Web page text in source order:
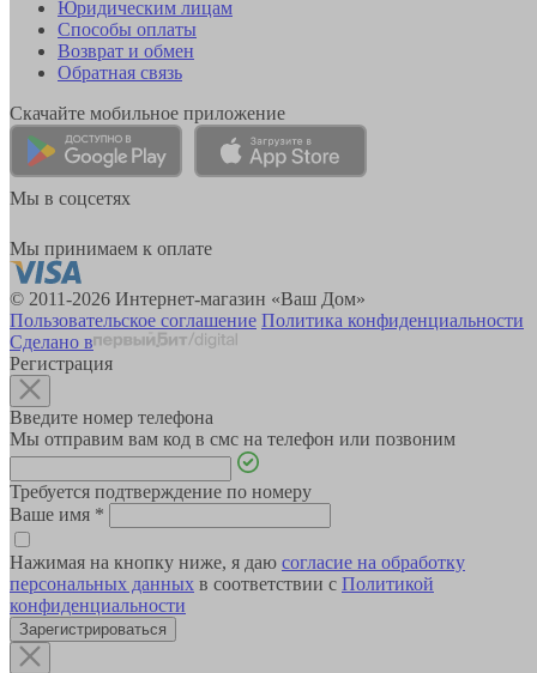
Юридическим лицам
Способы оплаты
Возврат и обмен
Обратная связь
Скачайте мобильное приложение
Мы в соцсетях
Мы принимаем к оплате
© 2011-2026 Интернет-магазин «Ваш Дом»
Пользовательское соглашение Политика конфиденциальности
Сделано в
Регистрация
Введите номер телефона
Мы отправим вам код в смс на телефон или позвоним
Требуется подтверждение по номеру
Ваше имя *
Нажимая на кнопку ниже, я даю согласие на обработку
персональных данных в соответствии с Политикой
конфиденциальности
Зарегистрироваться